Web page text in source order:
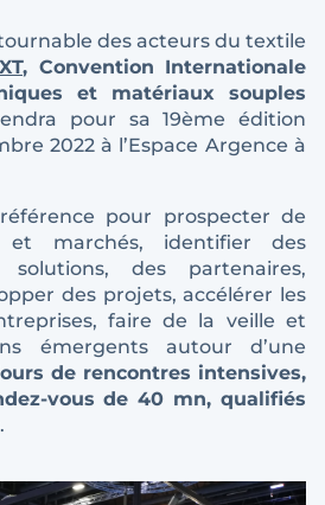
des acteurs du textile
, Convention Internationale
et matériaux souples
pour sa 19ème édition
2022 à l’Espace Argence à
pour prospecter de
et marchés, identifier des
solutions, des partenaires,
des projets, accélérer les
faire de la veille et
émergents autour d’une
de rencontres intensives,
vous de 40 mn, qualifiés
.